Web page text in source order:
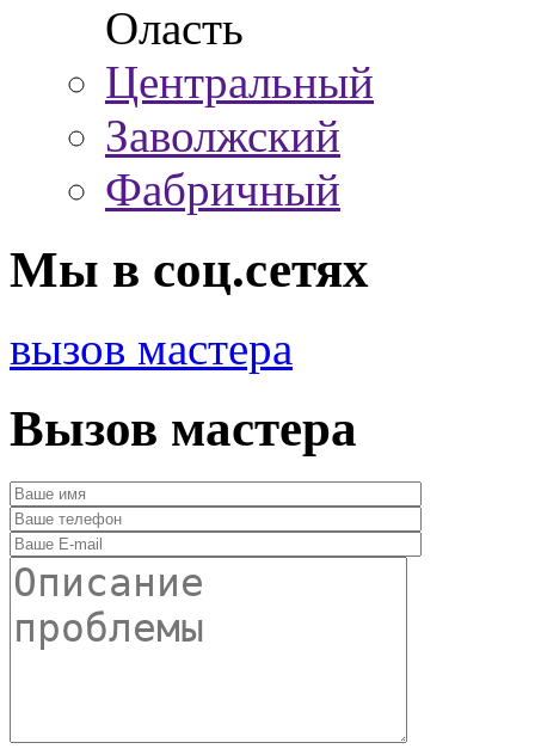
Оласть
Центральный
Заволжский
Фабричный
Мы в соц.сетях
вызов мастера
Вызов мастера